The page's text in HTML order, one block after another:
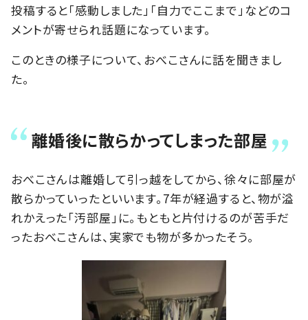
投稿すると「感動しました」「自力でここまで」などのコ
メントが寄せられ話題になっています。
このときの様子について、おべこさんに話を聞きまし
た。
離婚後に散らかってしまった部屋
おべこさんは離婚して引っ越をしてから、徐々に部屋が
散らかっていったといいます。7年が経過すると、物が溢
れかえった「汚部屋」に。もともと片付けるのが苦手だ
ったおべこさんは、実家でも物が多かったそう。